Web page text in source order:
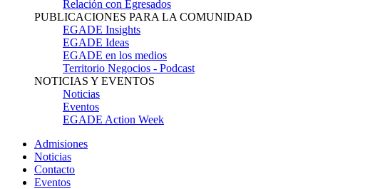
Relación con Egresados
PUBLICACIONES PARA LA COMUNIDAD
EGADE Insights
EGADE Ideas
EGADE en los medios
Territorio Negocios - Podcast
NOTICIAS Y EVENTOS
Noticias
Eventos
EGADE Action Week
Admisiones
Noticias
Contacto
Eventos